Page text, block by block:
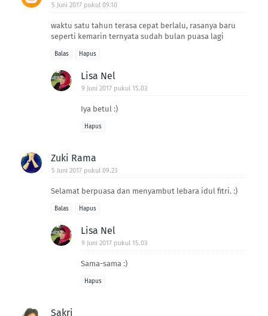
5 Juni 2017 pukul 09.10
waktu satu tahun terasa cepat berlalu, rasanya baru
seperti kemarin ternyata sudah bulan puasa lagi
Balas Hapus
Lisa Nel
9 Juni 2017 pukul 15.03
Iya betul :)
Hapus
Zuki Rama
5 Juni 2017 pukul 09.23
Selamat berpuasa dan menyambut lebara idul fitri. :)
Balas Hapus
Lisa Nel
9 Juni 2017 pukul 15.03
Sama-sama :)
Hapus
Sakri